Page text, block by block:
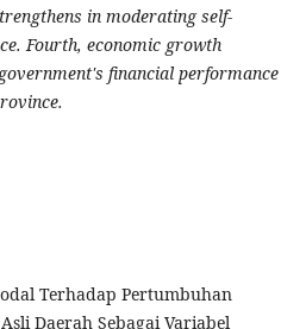
in moderating self-
Fourth, economic growth
financial performance
Terhadap Pertumbuhan
Daerah Sebagai Variabel